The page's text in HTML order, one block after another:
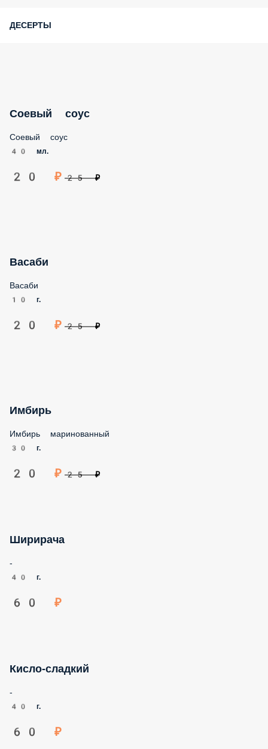
ДЕСЕРТЫ
Соевый соус
Соевый соус
40 мл.
20 ₽
Васаби
Васаби
10 г.
20 ₽
Имбирь
Имбирь маринованный
30 г.
20 ₽
Ширирача
40 г.
60 ₽
Кисло-сладкий
40 г.
60 ₽